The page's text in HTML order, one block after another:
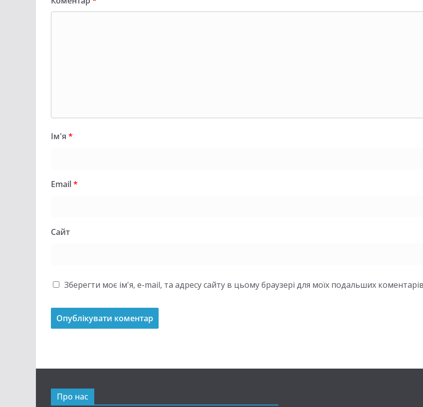
Ім'я *
Email*
Сайт
Зберегти моє ім'я, e-mail, та адресу сайту в цьому браузері для моїх подальших
Про нас